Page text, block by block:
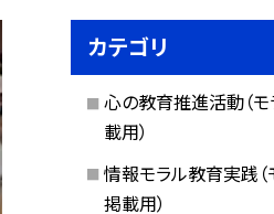
カテゴリ
心の教育推進活動（
載用）
情報モラル教育実践（
掲載用）